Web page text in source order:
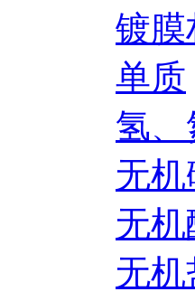
镀膜
单质
氢
无机
无机
无机